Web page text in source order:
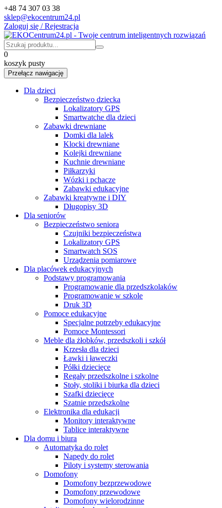
+48 74 307 03 38
sklep@ekocentrum24.pl
Zaloguj się / Rejestracja
0
koszyk pusty
Przełącz nawigację
Dla dzieci
Bezpieczeństwo dziecka
Lokalizatory GPS
Smartwatche dla dzieci
Zabawki drewniane
Domki dla lalek
Klocki drewniane
Kolejki drewniane
Kuchnie drewniane
Piłkarzyki
Wózki i pchacze
Zabawki edukacyjne
Zabawki kreatywne i DIY
Długopisy 3D
Dla seniorów
Bezpieczeństwo seniora
Czujniki bezpieczeństwa
Lokalizatory GPS
Smartwatch SOS
Urządzenia pomiarowe
Dla placówek edukacyjnych
Podstawy programowania
Programowanie dla przedszkolaków
Programowanie w szkole
Druk 3D
Pomoce edukacyjne
Specjalne potrzeby edukacyjne
Pomoce Montessori
Meble dla żłobków, przedszkoli i szkół
Krzesła dla dzieci
Ławki i ławeczki
Półki dziecięce
Regały przedszkolne i szkolne
Stoły, stoliki i biurka dla dzieci
Szafki dziecięce
Szatnie przedszkolne
Elektronika dla edukacji
Monitory interaktywne
Tablice interaktywne
Dla domu i biura
Automatyka do rolet
Napędy do rolet
Piloty i systemy sterowania
Domofony
Domofony bezprzewodowe
Domofony przewodowe
Domofony wielorodzinne